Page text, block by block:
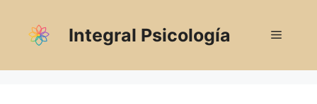
contenido
Integral Psicología Menú